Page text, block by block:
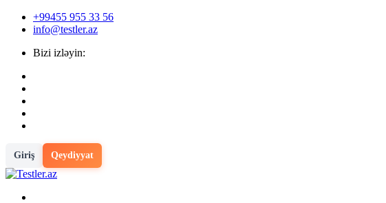
+99455 955 33 56
info@testler.az
Bizi izləyin:
Giriş Qeydiyyat